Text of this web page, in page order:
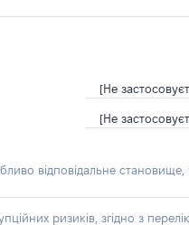
[Не
[Не
відповідальне
ризиків, згідно з